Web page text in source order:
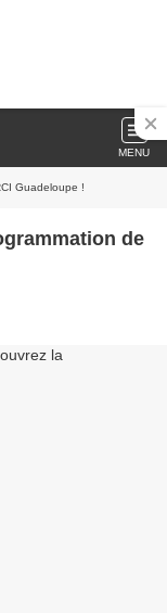
MENU
Guadeloupe !
de